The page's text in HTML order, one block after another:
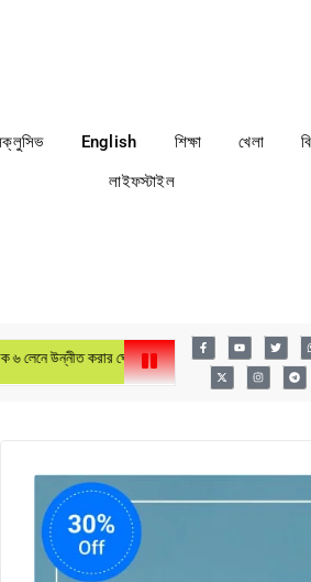
English শিক্ষা খেলা
লাইফস্টাইল
করার ঘোষণা প্রধানমন্ত্রীর লায়ন্স ইন্টারন্যাশনাল